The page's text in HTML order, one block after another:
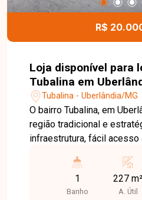
cada bloco, garantindo
e qualidade de vida aos
excelente oportunidade
condomínio com ótima
contato e agende sua
R$
Loja disponível para
Tubalina em
Tubalina - Uberlândia/MG
O bairro Tubalina, em
região tradicional e
infraestrutura, fácil
consumidores. A
proximidade a comércios,
escolas, farmácias e
1
Banho
227 m²
A. Útil